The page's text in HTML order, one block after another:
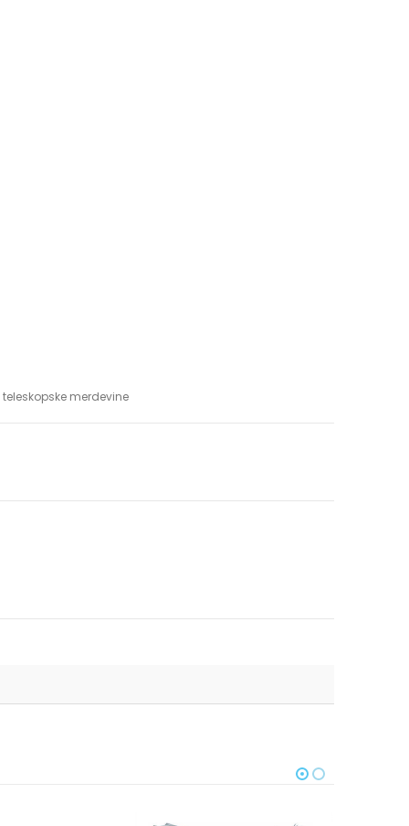
teleskopske merdevine